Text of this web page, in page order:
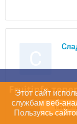
Оптовая
с 09-00 до 17-00 пн-
Россия,
Fruitinfo
Этот сайт
службам веб-
Пользуясь